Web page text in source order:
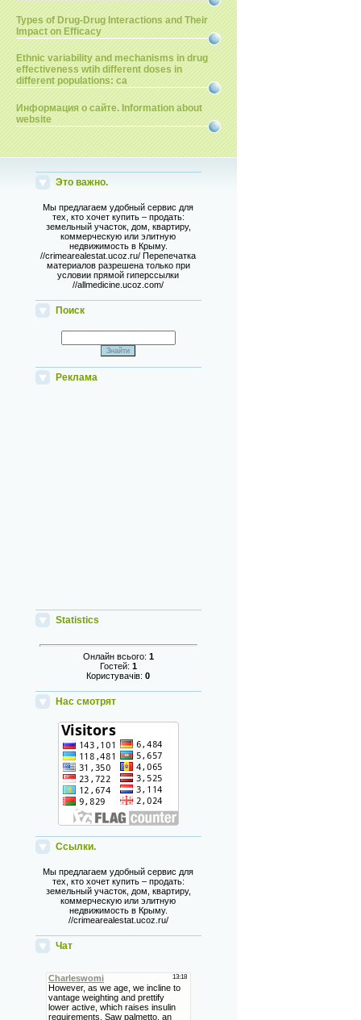
Types of Drug-Drug Interactions and Their
Impact on Efficacy
Ethnic variability and mechanisms in drug
effectiveness wtih different doses in
different populations: ca
Информация о сайте. Information about
website
Это важно.
Мы предлагаем удобный сервис для
тех, кто хочет купить – продать:
земельный участок, дом, квартиру,
коммерческую или элитную
недвижимость в Крыму.
//crimearealestat.ucoz.ru/ Перепечатка
материалов разрешена только при
условии прямой гиперссылки
//allmedicine.ucoz.com/
Поиск
Реклама
Statistics
Онлайн всього: 1
Гостей: 1
Користувачів:0
Нас смотрят
Ссылки.
Мы предлагаем удобный сервис для
тех, кто хочет купить – продать:
земельный участок, дом, квартиру,
коммерческую или элитную
недвижимость в Крыму.
//crimearealestat.ucoz.ru/
Чат